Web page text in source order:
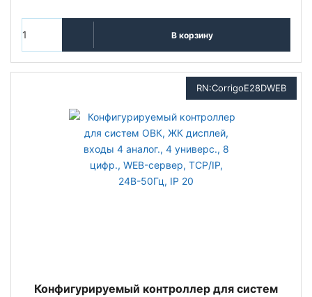
В корзину
RN:CorrigoE28DWEB
Конфигурируемый контроллер для систем